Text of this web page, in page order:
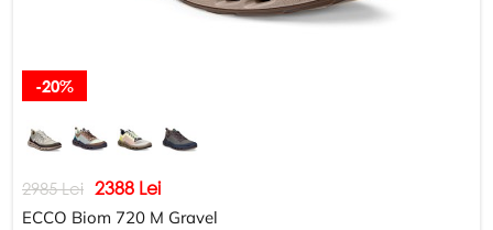
-20%
2985 Lei 2388 Lei
ECCO Biom 720 M Gravel